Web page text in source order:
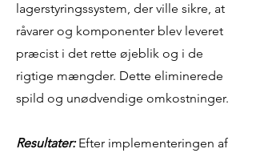
lagerstyringssystem, der ville sikre, at
råvarer og komponenter blev leveret
præcist i det rette øjeblik og i de
rigtige mængder. Dette eliminerede
spild og unødvendige omkostninger.
Resultater:Efter implementeringen af